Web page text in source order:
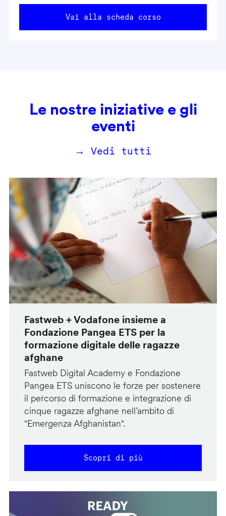
Vai alla scheda corso
Le nostre iniziative e gli
eventi
→ Vedi tutti
Fastweb + Vodafone insieme a
Fondazione Pangea ETS per la
formazione digitale delle ragazze
afghane
Fastweb Digital Academy e Fondazione
Pangea ETS uniscono le forze per sostenere
il percorso di formazione e integrazione di
cinque ragazze afghane nell’ambito di
"Emergenza Afghanistan".
Scopri di più